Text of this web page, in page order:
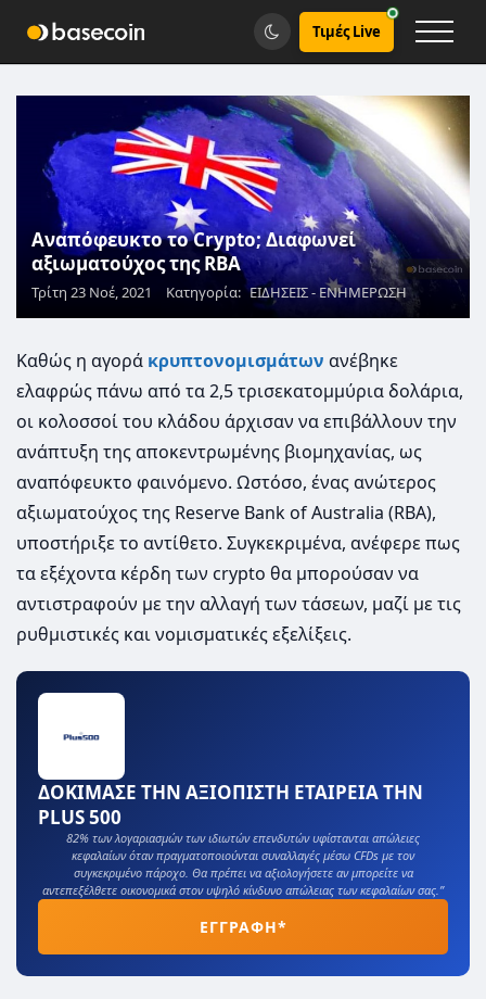
Τιμές Live
Αναπόφευκτο το Crypto; Διαφωνεί
αξιωματούχος της RBA
Τρίτη 23 Νοέ, 2021 Κατηγορία: ΕΙΔΗΣΕΙΣ - ΕΝΗΜΕΡΩΣΗ
Καθώς η αγορά κρυπτονομισμάτων ανέβηκε
ελαφρώς πάνω από τα 2,5 τρισεκατομμύρια δολάρια,
οι κολοσσοί του κλάδου άρχισαν να επιβάλλουν την
ανάπτυξη της αποκεντρωμένης βιομηχανίας, ως
αναπόφευκτο φαινόμενο. Ωστόσο, ένας ανώτερος
αξιωματούχος της Reserve Bank of Australia (RBA),
υποστήριξε το αντίθετο. Συγκεκριμένα, ανέφερε πως
τα εξέχοντα κέρδη των crypto θα μπορούσαν να
αντιστραφούν με την αλλαγή των τάσεων, μαζί με τις
ρυθμιστικές και νομισματικές εξελίξεις.
ΔΟΚΙΜΑΣΕ ΤΗΝ ΑΞΙΟΠΙΣΤΗ ΕΤΑΙΡΕΙΑ ΤΗΝ
PLUS 500
82% των λογαριασμών των ιδιωτών επενδυτών υφίστανται απώλειες
κεφαλαίων όταν πραγματοποιούνται συναλλαγές μέσω CFDs με τον
συγκεκριμένο πάροχο. Θα πρέπει να αξιολογήσετε αν μπορείτε να
αντεπεξέλθετε οικονομικά στον υψηλό κίνδυνο απώλειας των κεφαλαίων σας.”
ΕΓΓΡΑΦΗ*